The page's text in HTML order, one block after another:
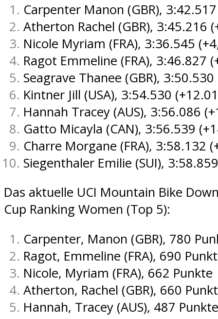
Carpenter Manon (GBR),
Atherton Rachel (GBR), 3:45.216
Nicole Myriam (FRA), 3:36.545
Ragot Emmeline (FRA), 3:46.827
Seagrave Thanee (GBR),
Kintner Jill (USA), 3:54.530
Hannah Tracey (AUS), 3:56.086
Gatto Micayla (CAN), 3:56.539
Charre Morgane (FRA), 3:58.132
Siegenthaler Emilie (SUI),
Das aktuelle UCI Mountain Bike
Cup Ranking Women (Top 5):
Carpenter, Manon (GBR), 780
Ragot, Emmeline (FRA), 690
Nicole, Myriam (FRA), 662 Punkte
Atherton, Rachel (GBR), 660
Hannah, Tracey (AUS), 487 Punkte